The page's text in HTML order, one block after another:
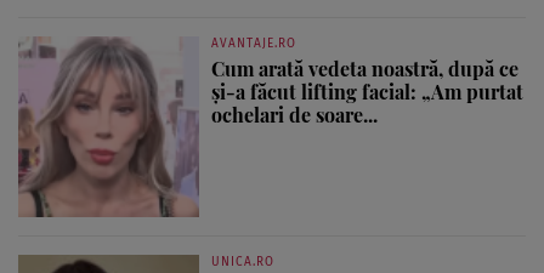
AVANTAJE.RO
Cum arată vedeta noastră, după ce
și-a făcut lifting facial: „Am purtat
ochelari de soare...
UNICA.RO